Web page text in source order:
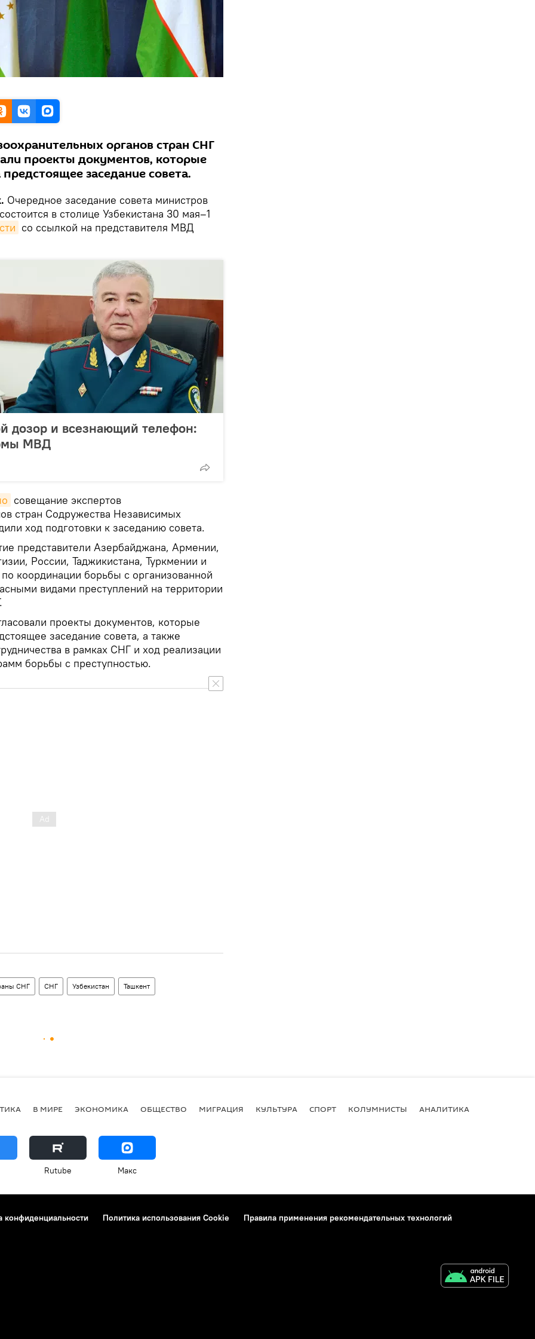
органов стран СНГ
проекты документов, которые
заседание совета.
Очередное заседание совета министров
в столице Узбекистана 30 мая–1
со ссылкой на представителя МВД
дозор и всезнающий телефон:
МВД
совещание экспертов
стран Содружества Независимых
ход подготовки к заседанию совета.
представители Азербайджана, Армении,
России, Таджикистана, Туркмении и
координации борьбы с организованной
видами преступлений на территории
проекты документов, которые
заседание совета, а также
в рамках СНГ и ход реализации
борьбы с преступностью.
СНГ СНГ Узбекистан Ташкент
В МИРЕ ЭКОНОМИКА ОБЩЕСТВО МИГРАЦИЯ КУЛЬТУРА СПОРТ КОЛУМНИСТЫ АНАЛИТИКА
Rutube Макс
конфиденциальности Политика использования Cookie
Правила применения рекомендательных технологий